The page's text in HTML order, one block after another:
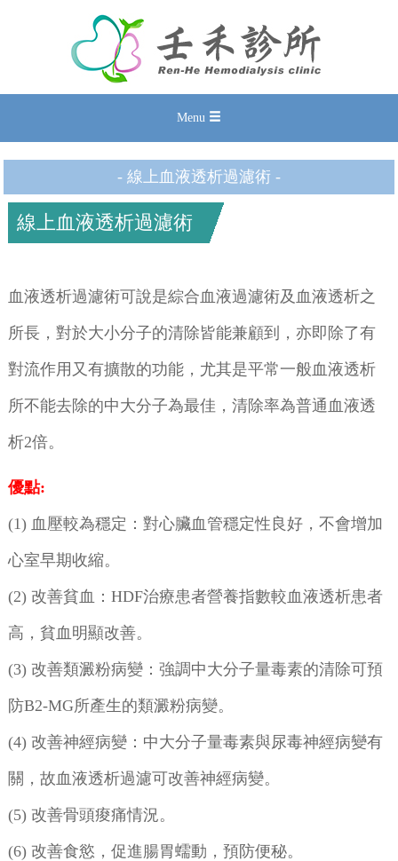
Menu
- 線上血液透析過濾術 -
線上血液透析過濾術
血液透析過濾術可說是綜合血液過濾術及血液透析之
所長，對於大小分子的清除皆能兼顧到，亦即除了有
對流作用又有擴散的功能，尤其是平常一般血液透析
所不能去除的中大分子為最佳，清除率為普通血液透
析2倍。
優點:
(1) 血壓較為穩定：對心臟血管穩定性良好，不會增加
心室早期收縮。
(2) 改善貧血：HDF治療患者營養指數較血液透析患者
高，貧血明顯改善。
(3) 改善類澱粉病變：強調中大分子量毒素的清除可預
防B2-MG所產生的類澱粉病變。
(4) 改善神經病變：中大分子量毒素與尿毒神經病變有
關，故血液透析過濾可改善神經病變。
(5) 改善骨頭痠痛情況。
(6) 改善食慾，促進腸胃蠕動，預防便秘。